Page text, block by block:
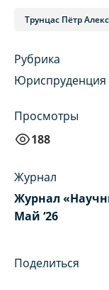
Трунцас Пётр
Рубрика
Юриспруденция
Просмотры
188
Журнал
Журнал
Май ‘26
Поделиться